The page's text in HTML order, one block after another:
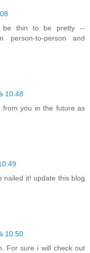
be thin to be pretty --
person-to-person and
10:48
you in the future as
nailed it! update this blog
10:50
For sure i will check out